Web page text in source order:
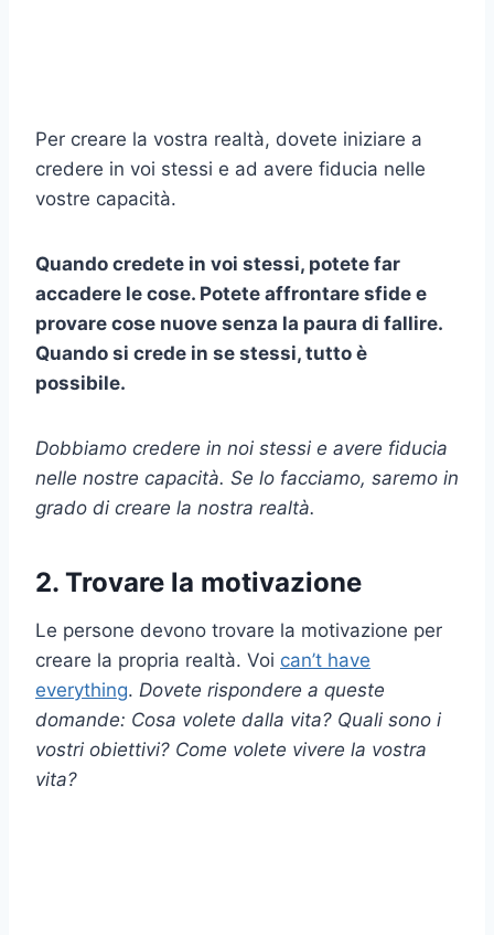
Per creare la vostra realtà, dovete iniziare a
credere in voi stessi e ad avere fiducia nelle
vostre capacità.
Quando credete in voi stessi, potete far
accadere le cose. Potete affrontare sfide e
provare cose nuove senza la paura di fallire.
Quando si crede in se stessi, tutto è
possibile.
Dobbiamo credere in noi stessi e avere fiducia
nelle nostre capacità. Se lo facciamo, saremo in
grado di creare la nostra realtà.
2. Trovare la motivazione
Le persone devono trovare la motivazione per
creare la propria realtà. Voi can’t have
everything. Dovete rispondere a queste
domande: Cosa volete dalla vita? Quali sono i
vostri obiettivi? Come volete vivere la vostra
vita?